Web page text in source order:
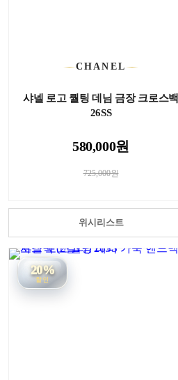
CHANEL
샤넬 로고 퀄팅 데님 금장 크로스백
26SS
580,000원
725,000원
위시리스트
20%
할인